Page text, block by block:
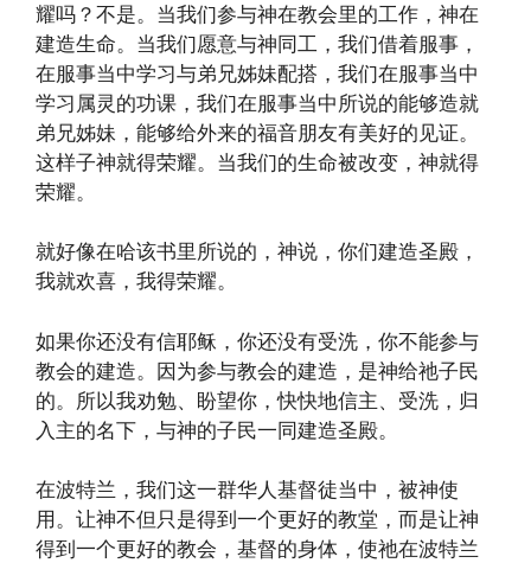
耀吗？不是。当我们参与神在教会里的工作，神在
建造生命。当我们愿意与神同工，我们借着服事，
在服事当中学习与弟兄姊妹配搭，我们在服事当中
学习属灵的功课，我们在服事当中所说的能够造就
弟兄姊妹，能够给外来的福音朋友有美好的见证。
这样子神就得荣耀。当我们的生命被改变，神就得
荣耀。
就好像在哈该书里所说的，神说，你们建造圣殿，
我就欢喜，我得荣耀。
如果你还没有信耶稣，你还没有受洗，你不能参与
教会的建造。因为参与教会的建造，是神给祂子民
的。所以我劝勉、盼望你，快快地信主、受洗，归
入主的名下，与神的子民一同建造圣殿。
在波特兰，我们这一群华人基督徒当中，被神使
用。让神不但只是得到一个更好的教堂，而是让神
得到一个更好的教会，基督的身体，使祂在波特兰